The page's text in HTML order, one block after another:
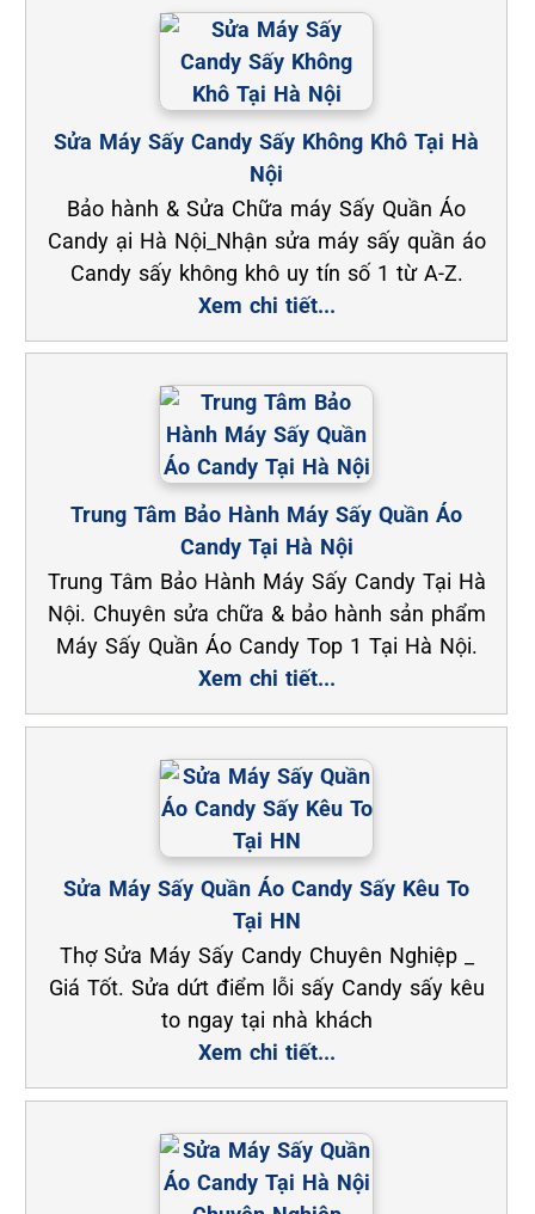
Sửa Máy Sấy Candy Sấy Không Khô Tại Hà
Nội
Bảo hành & Sửa Chữa máy Sấy Quần Áo
Candy ại Hà Nội_Nhận sửa máy sấy quần áo
Candy sấy không khô uy tín số 1 từ A-Z.
Xem chi tiết...
Trung Tâm Bảo Hành Máy Sấy Quần Áo
Candy Tại Hà Nội
Trung Tâm Bảo Hành Máy Sấy Candy Tại Hà
Nội. Chuyên sửa chữa & bảo hành sản phẩm
Máy Sấy Quần Áo Candy Top 1 Tại Hà Nội.
Xem chi tiết...
Sửa Máy Sấy Quần Áo Candy Sấy Kêu To
Tại HN
Thợ Sửa Máy Sấy Candy Chuyên Nghiệp _
Giá Tốt. Sửa dứt điểm lỗi sấy Candy sấy kêu
to ngay tại nhà khách
Xem chi tiết...